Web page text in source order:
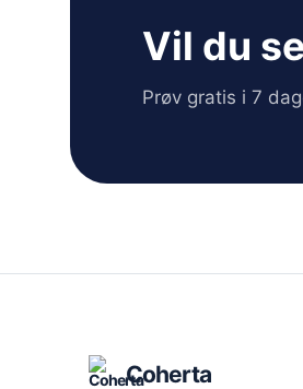
Vil du
Prøv gratis i 7
Coherta